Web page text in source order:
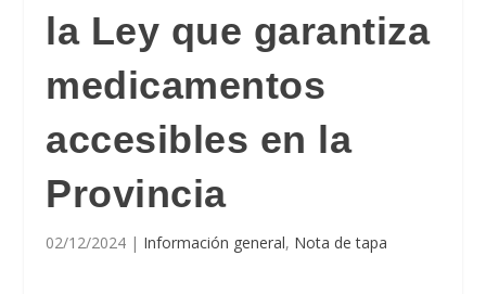
la Ley que garantiza
medicamentos
accesibles en la
Provincia
02/12/2024 | Información general, Nota de tapa